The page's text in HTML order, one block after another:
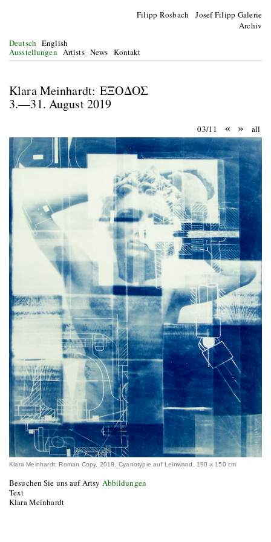
Filipp Rosbach Josef Filipp Galerie
Archiv
Deutsch English
Ausstellungen Artists News Kontakt
Klara Meinhardt: ΕΞΟΔΟΣ
3.—31. August 2019
03/11 « » all
Klara Meinhardt: Roman Copy, 2018, Cyanotypie auf Leinwand, 190 x 150 cm
Besuchen Sie uns auf Artsy Abbildungen
Text
Klara Meinhardt